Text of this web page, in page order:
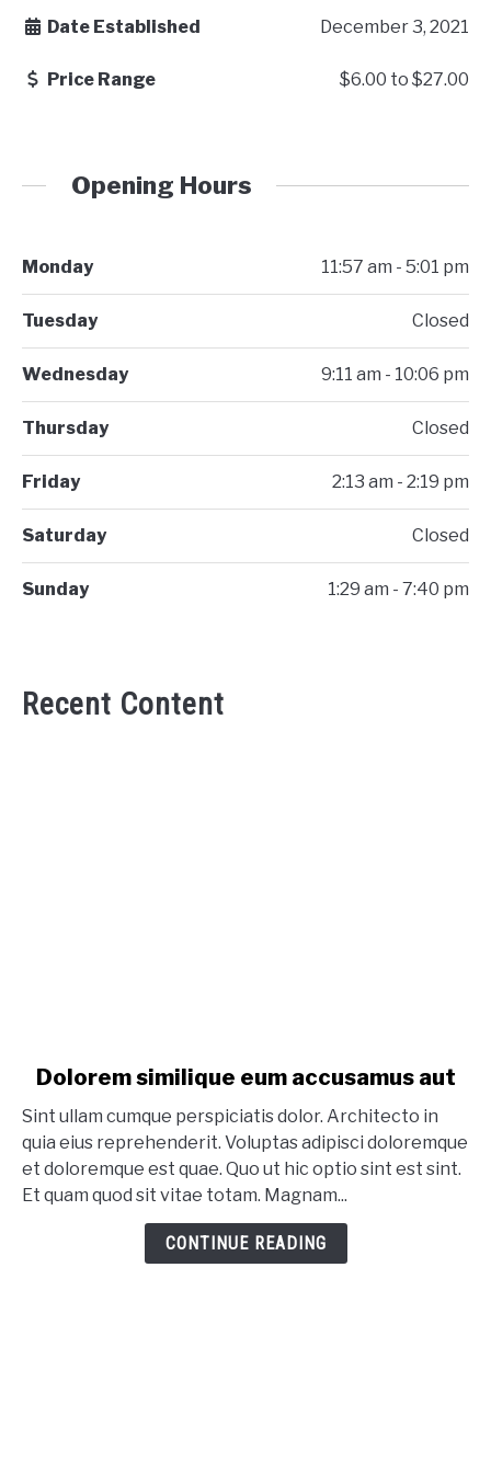
Date Established December 3, 2021
Price Range $6.00 to $27.00
Opening Hours
Monday 11:57 am - 5:01 pm
Tuesday Closed
Wednesday 9:11 am - 10:06 pm
Thursday Closed
Friday 2:13 am - 2:19 pm
Saturday Closed
Sunday 1:29 am - 7:40 pm
Recent Content
link to Dolorem similique eum accusamus aut
Dolorem similique eum accusamus aut
Sint ullam cumque perspiciatis dolor. Architecto in
quia eius reprehenderit. Voluptas adipisci doloremque
et doloremque est quae. Quo ut hic optio sint est sint.
Et quam quod sit vitae totam. Magnam...
CONTINUE READING